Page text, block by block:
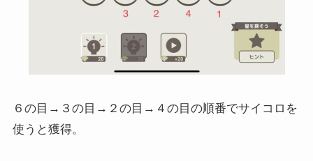
６の目→３の目→２の目→４の目の順番でサイコロを
使うと獲得。